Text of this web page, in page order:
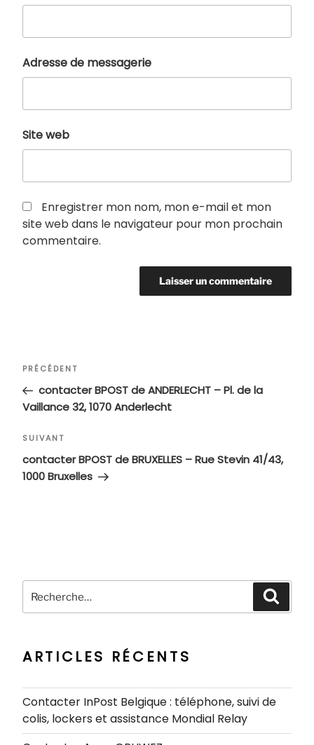
Adresse de messagerie
Site web
Enregistrer mon nom, mon e-mail et mon
site web dans le navigateur pour mon prochain
commentaire.
Navigation
l’article
Article
précédent
PRÉCÉDENT
contacter BPOST de ANDERLECHT – Pl. de la
Vaillance 32, 1070 Anderlecht
Article
suivant
SUIVANT
contacter BPOST de BRUXELLES – Rue Stevin 41/43,
1000 Bruxelles
pour
ARTICLES RÉCENTS
Contacter InPost Belgique : téléphone, suivi de
colis, lockers et assistance Mondial Relay